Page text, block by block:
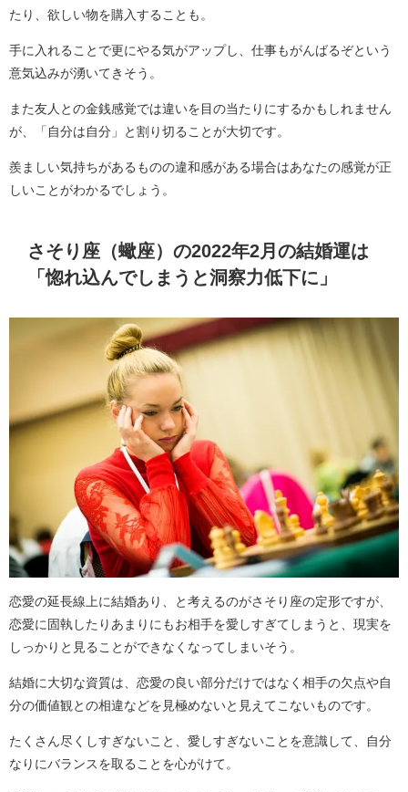
たり、欲しい物を購入することも。
手に入れることで更にやる気がアップし、仕事もがんばるぞという
意気込みが湧いてきそう。
また友人との金銭感覚では違いを目の当たりにするかもしれません
が、「自分は自分」と割り切ることが大切です。
羨ましい気持ちがあるものの違和感がある場合はあなたの感覚が正
しいことがわかるでしょう。
さそり座（蠍座）の2022年2月の結婚運は
「惚れ込んでしまうと洞察力低下に」
恋愛の延長線上に結婚あり、と考えるのがさそり座の定形ですが、
恋愛に固執したりあまりにもお相手を愛しすぎてしまうと、現実を
しっかりと見ることができなくなってしまいそう。
結婚に大切な資質は、恋愛の良い部分だけではなく相手の欠点や自
分の価値観との相違などを見極めないと見えてこないものです。
たくさん尽くしすぎないこと、愛しすぎないことを意識して、自分
なりにバランスを取ることを心がけて。